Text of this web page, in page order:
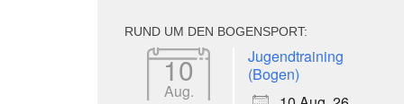
RUND UM DEN BOGENSPORT:
10
Aug.
Jugendtraining
(Bogen)